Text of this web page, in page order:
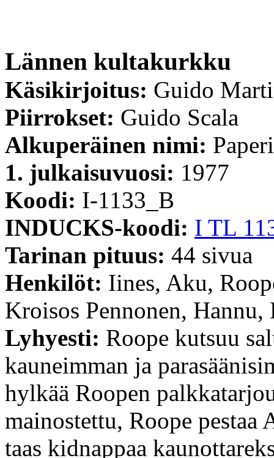
Lännen kultakurkku
Käsikirjoitus: Guido
Piirrokset: Guido Scala
Alkuperäinen nimi:
1. julkaisuvuosi: 1977
Koodi: I-1133_B
INDUCKS-koodi: I TL
Tarinan pituus: 44 sivua
Henkilöt: Iines, Aku,
Kroisos Pennonen,
Lyhyesti: Roope kutsuu
kauneimman ja
hylkää Roopen
mainostettu, Roope
taas kidnappaa